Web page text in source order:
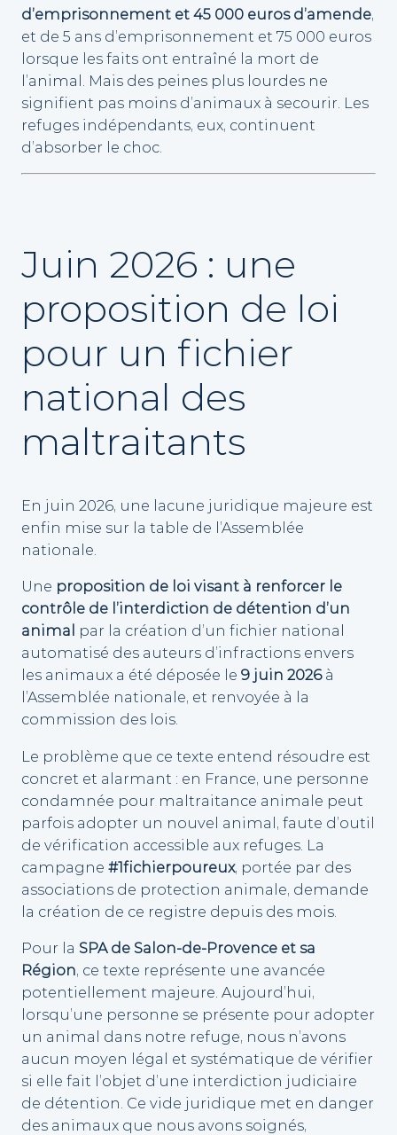
d’emprisonnement et 45 000 euros d’amende,
et de 5 ans d’emprisonnement et 75 000 euros
lorsque les faits ont entraîné la mort de
l’animal. Mais des peines plus lourdes ne
signifient pas moins d’animaux à secourir. Les
refuges indépendants, eux, continuent
d’absorber le choc.
Juin 2026 : une
proposition de loi
pour un fichier
national des
maltraitants
En juin 2026, une lacune juridique majeure est
enfin mise sur la table de l’Assemblée
nationale.
Une proposition de loi visant à renforcer le
contrôle de l’interdiction de détention d’un
animal par la création d’un fichier national
automatisé des auteurs d’infractions envers
les animaux a été déposée le 9 juin 2026à
l’Assemblée nationale, et renvoyée à la
commission des lois.
Le problème que ce texte entend résoudre est
concret et alarmant : en France, une personne
condamnée pour maltraitance animale peut
parfois adopter un nouvel animal, faute d’outil
de vérification accessible aux refuges. La
campagne #1fichierpoureux, portée par des
associations de protection animale, demande
la création de ce registre depuis des mois.
Pour la SPA de Salon-de-Provence et sa
Région, ce texte représente une avancée
potentiellement majeure. Aujourd’hui,
lorsqu’une personne se présente pour adopter
un animal dans notre refuge, nous n’avons
aucun moyen légal et systématique de vérifier
si elle fait l’objet d’une interdiction judiciaire
de détention. Ce vide juridique met en danger
des animaux que nous avons soignés,